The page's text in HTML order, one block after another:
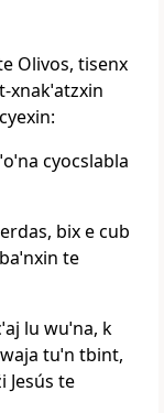
Olivos, tisenx
cyocslabla
bix e cub
te
lu wuˈna, k
tuˈn tbint,
Jesús te